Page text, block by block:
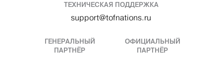
ТЕХНИЧЕСКАЯ ПОДДЕРЖКА
support@tofnations.ru
ГЕНЕРАЛЬНЫЙ
ПАРТНЁР
ОФИЦИАЛЬНЫЙ
ПАРТНЁР